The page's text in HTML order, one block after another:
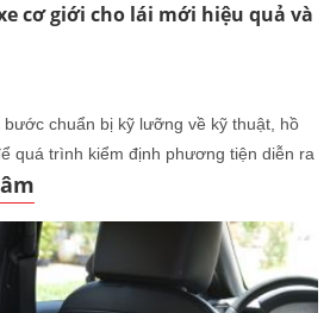
cơ giới cho lái mới hiệu quả và
chuẩn bị kỹ lưỡng về kỹ thuật, hồ
quá trình kiểm định phương tiện diễn ra